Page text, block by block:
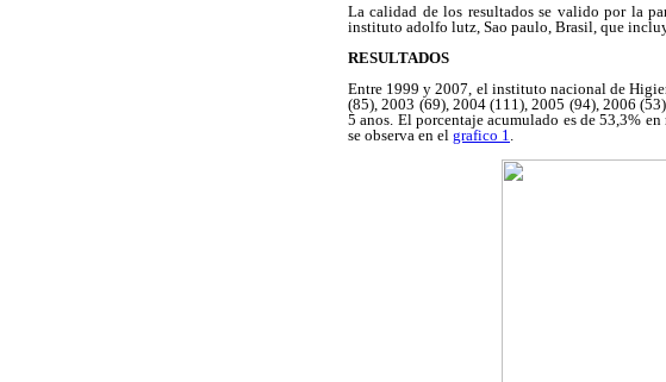
La calidad de los resultados se valido por la
instituto adolfo lutz, Sao paulo, Brasil, que
RESULTADOS
Entre 1999 y 2007, el instituto nacional de
(85), 2003 (69), 2004 (111), 2005 (94), 2006
5 anos. El porcentaje acumulado es de 53,3% en
se observa en el grafico 1.